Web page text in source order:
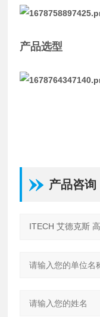
产品选型
产品咨询